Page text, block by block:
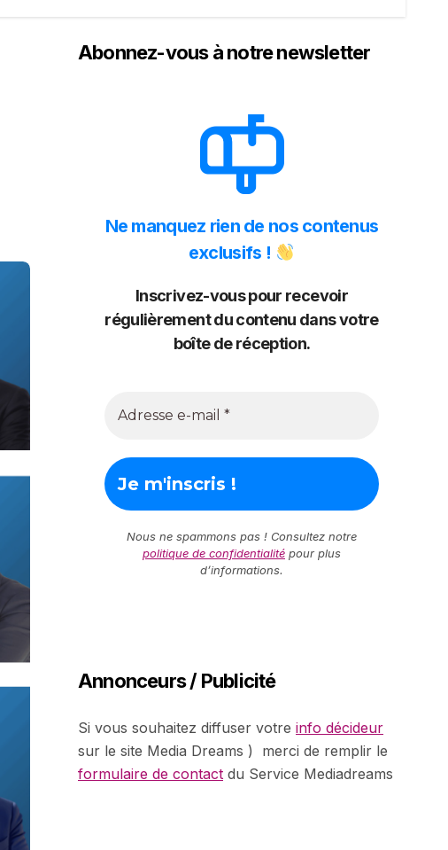
Abonnez-vous à notre newsletter
Ne manquez rien de nos contenus
exclusifs !
Inscrivez-vous pour recevoir
régulièrement du contenu dans votre
boîte de réception.
Nous ne spammons pas ! Consultez notre
politique de confidentialité pour plus
d’informations.
Annonceurs / Publicité
Si vous souhaitez diffuser votre info décideur
sur le site Media Dreams ) merci de remplir le
formulaire de contact du Service Mediadreams